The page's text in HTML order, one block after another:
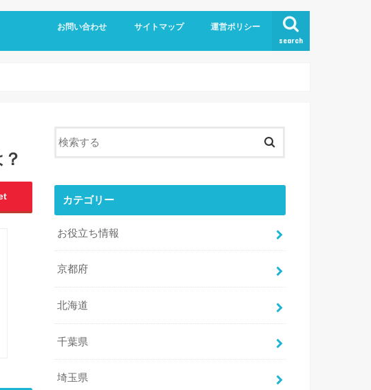
search
お問い合わせ サイトマップ 運営ポリシー
カテゴリー
お役立ち情報
京都府
北海道
千葉県
埼玉県